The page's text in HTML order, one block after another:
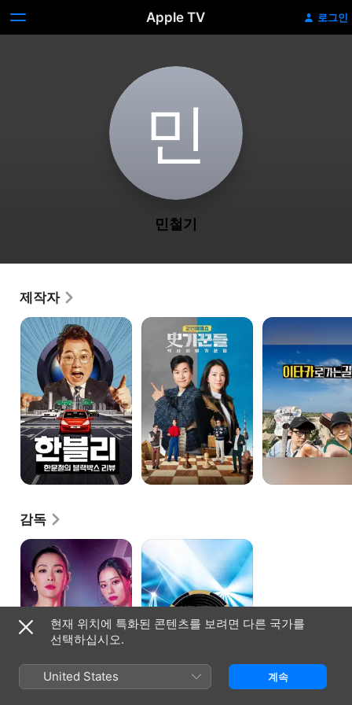
Apple TV 로그인
민
민철기
제작자
한블리
강연배틀쇼
사기꾼들
이타카로
길
감독
엄마는
아이돌
보컬베팅
쇼
ALL
IN
현재 위치에 특화된 콘텐츠를 보려면 다른 국가를
선택하십시오.
United States 계속